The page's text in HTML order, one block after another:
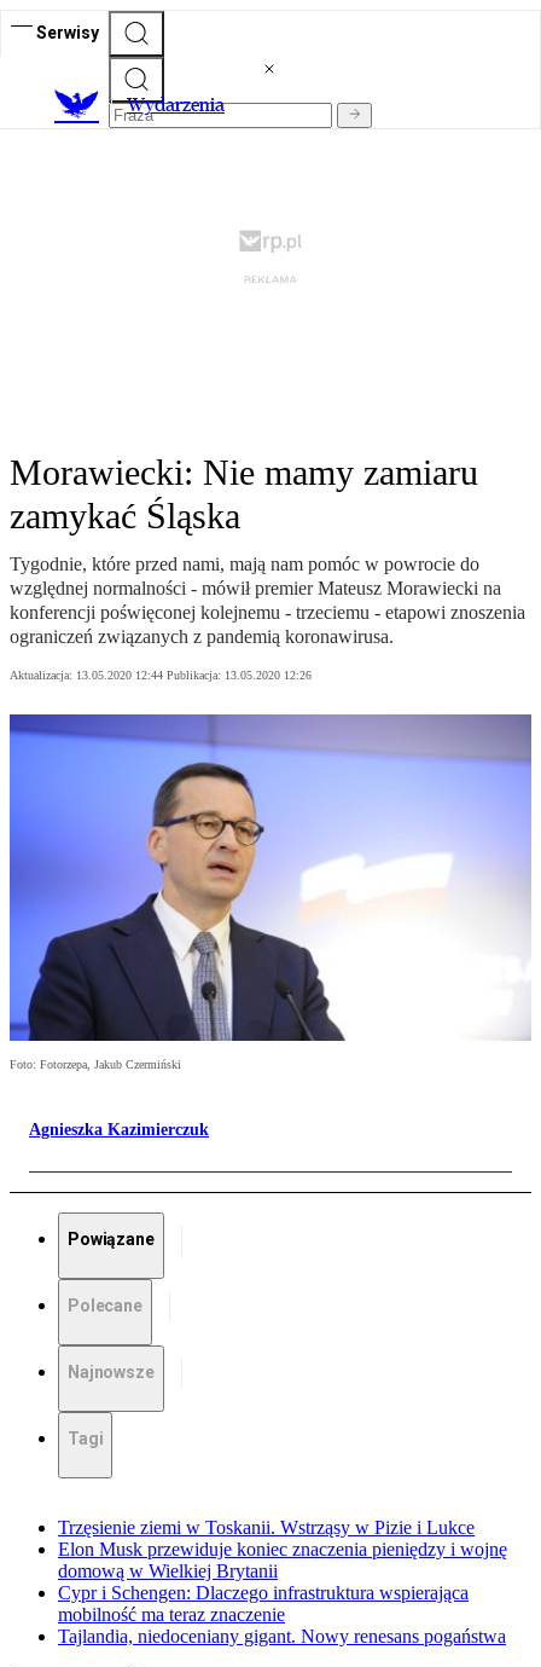
Serwisy
Wydarzenia
Morawiecki: Nie mamy zamiaru
zamykać Śląska
Tygodnie, które przed nami, mają nam pomóc w powrocie do
względnej normalności - mówił premier Mateusz Morawiecki na
konferencji poświęconej kolejnemu - trzeciemu - etapowi znoszenia
ograniczeń związanych z pandemią koronawirusa.
Aktualizacja: 13.05.2020 12:44 Publikacja: 13.05.2020 12:26
Foto: Fotorzepa, Jakub Czermiński
Agnieszka Kazimierczuk
Powiązane
Polecane
Najnowsze
Tagi
Trzęsienie ziemi w Toskanii. Wstrząsy w Pizie i Lukce
Elon Musk przewiduje koniec znaczenia pieniędzy i wojnę
domową w Wielkiej Brytanii
Cypr i Schengen: Dlaczego infrastruktura wspierająca
mobilność ma teraz znaczenie
Tajlandia, niedoceniany gigant. Nowy renesans pogaństwa